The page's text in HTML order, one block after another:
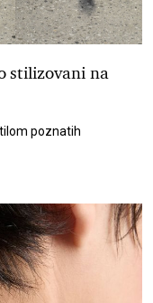
stilizovani na
poznatih